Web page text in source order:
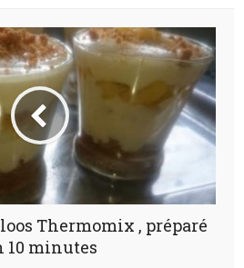
Thermomix , préparé
10 minutes